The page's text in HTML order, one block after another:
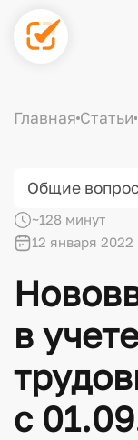
Главная Статьи
Общие
~128 минут
12 января 2022
в
с